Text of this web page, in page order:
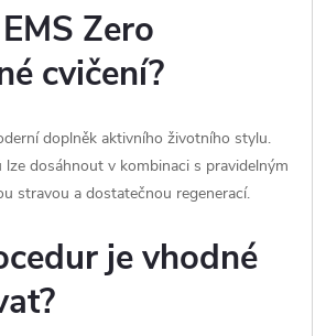
Zero
cvičení?
doplněk aktivního životního stylu.
lze dosáhnout v kombinaci s pravidelným
stravou a dostatečnou regenerací.
je vhodné